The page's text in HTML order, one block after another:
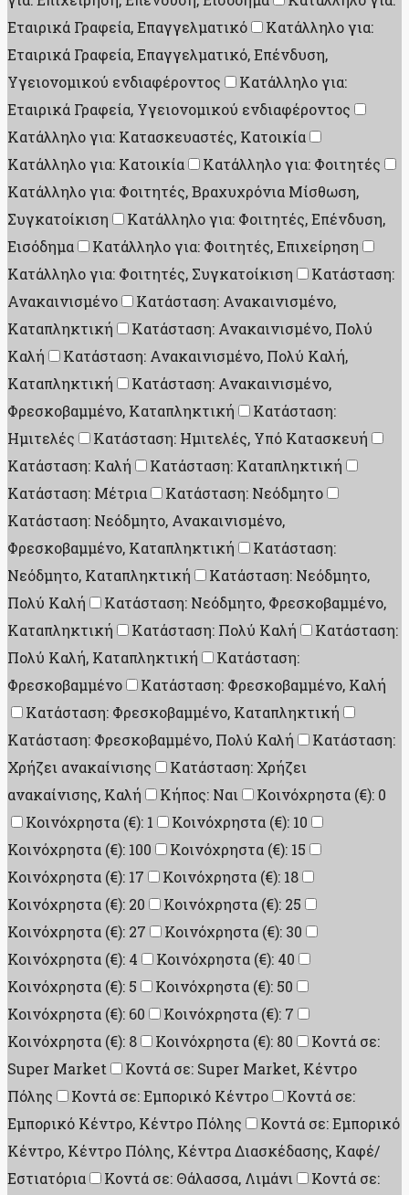
Εταιρικά Γραφεία, Επαγγελματικό
Κατάλληλο για:
Εταιρικά Γραφεία, Επαγγελματικό, Επένδυση,
Υγειονομικού ενδιαφέροντος
Κατάλληλο για:
Εταιρικά Γραφεία, Υγειονομικού ενδιαφέροντος
Κατάλληλο για: Κατασκευαστές, Κατοικία
Κατάλληλο για: Κατοικία
Κατάλληλο για: Φοιτητές
Κατάλληλο για: Φοιτητές, Βραχυχρόνια Μίσθωση,
Συγκατοίκιση
Κατάλληλο για: Φοιτητές, Επένδυση,
Εισόδημα
Κατάλληλο για: Φοιτητές, Επιχείρηση
Κατάλληλο για: Φοιτητές, Συγκατοίκιση
Κατάσταση:
Ανακαινισμένο
Κατάσταση: Ανακαινισμένο,
Καταπληκτική
Κατάσταση: Ανακαινισμένο, Πολύ
Καλή
Κατάσταση: Ανακαινισμένο, Πολύ Καλή,
Καταπληκτική
Κατάσταση: Ανακαινισμένο,
Φρεσκοβαμμένο, Καταπληκτική
Κατάσταση:
Ημιτελές
Κατάσταση: Ημιτελές, Υπό Κατασκευή
Κατάσταση: Καλή
Κατάσταση: Καταπληκτική
Κατάσταση: Μέτρια
Κατάσταση: Νεόδμητο
Κατάσταση: Νεόδμητο, Ανακαινισμένο,
Φρεσκοβαμμένο, Καταπληκτική
Κατάσταση:
Νεόδμητο, Καταπληκτική
Κατάσταση: Νεόδμητο,
Πολύ Καλή
Κατάσταση: Νεόδμητο, Φρεσκοβαμμένο,
Καταπληκτική
Κατάσταση: Πολύ Καλή
Κατάσταση:
Πολύ Καλή, Καταπληκτική
Κατάσταση:
Φρεσκοβαμμένο
Κατάσταση: Φρεσκοβαμμένο, Καλή
Κατάσταση: Φρεσκοβαμμένο, Καταπληκτική
Κατάσταση: Φρεσκοβαμμένο, Πολύ Καλή
Κατάσταση:
Χρήζει ανακαίνισης
Κατάσταση: Χρήζει
ανακαίνισης, Καλή
Κήπος: Ναι
Κοινόχρηστα (€): 0
Κοινόχρηστα (€): 1
Κοινόχρηστα (€): 10
Κοινόχρηστα (€): 100
Κοινόχρηστα (€): 15
Κοινόχρηστα (€): 17
Κοινόχρηστα (€): 18
Κοινόχρηστα (€): 20
Κοινόχρηστα (€): 25
Κοινόχρηστα (€): 27
Κοινόχρηστα (€): 30
Κοινόχρηστα (€): 4
Κοινόχρηστα (€): 40
Κοινόχρηστα (€): 5
Κοινόχρηστα (€): 50
Κοινόχρηστα (€): 60
Κοινόχρηστα (€): 7
Κοινόχρηστα (€): 8
Κοινόχρηστα (€): 80
Κοντά σε:
Super Market
Κοντά σε: Super Market, Κέντρο
Πόλης
Κοντά σε: Εμπορικό Κέντρο
Κοντά σε:
Εμπορικό Κέντρο, Κέντρο Πόλης
Κοντά σε: Εμπορικό
Κέντρο, Κέντρο Πόλης, Κέντρα Διασκέδασης, Καφέ/
Εστιατόρια
Κοντά σε: Θάλασσα, Λιμάνι
Κοντά σε: